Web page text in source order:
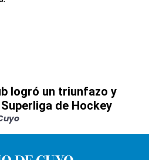
logró un triunfazo y
de Hockey